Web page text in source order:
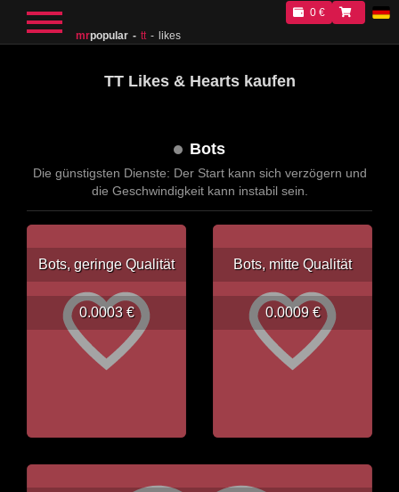
mrpopular tt likes
0 €
TT Likes & Hearts kaufen
Bots
Die günstigsten Dienste: Der Start kann sich verzögern und
die Geschwindigkeit kann instabil sein.
Bots, geringe Qualität
0.0003 €
Bots, mitte Qualität
0.0009 €